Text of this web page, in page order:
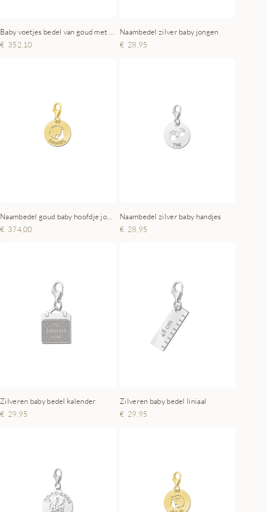
352,10
Naambedel zilver baby jongen
28,95
374,00
Naambedel zilver baby handjes
28,95
Zilveren baby bedel kalender
29,95
Zilveren baby bedel liniaal
29,95